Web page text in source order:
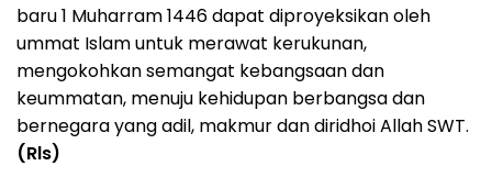
baru 1 Muharram 1446 dapat diproyeksikan oleh
ummat Islam untuk merawat kerukunan,
mengokohkan semangat kebangsaan dan
keummatan, menuju kehidupan berbangsa dan
bernegara yang adil, makmur dan diridhoi Allah SWT.
(Rls)